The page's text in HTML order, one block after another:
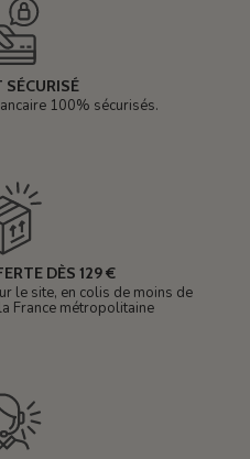
SÉCURISÉ
100% sécurisés.
DÈS 129 €
le site, en colis de moins de
France métropolitaine